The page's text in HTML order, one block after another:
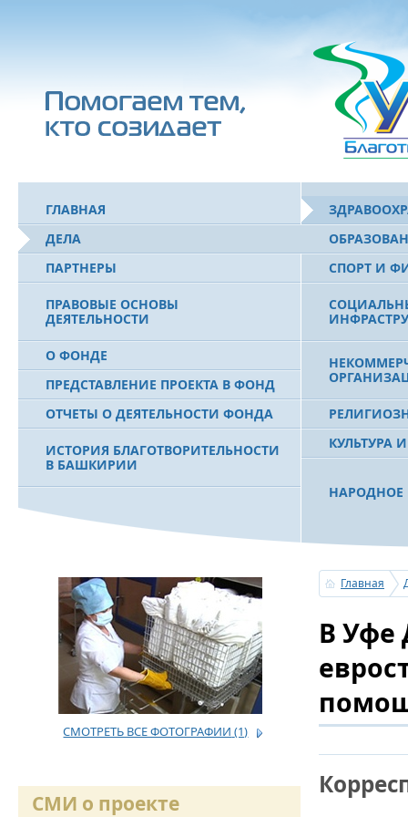
ГЛАВНАЯ
ДЕЛА
ПАРТНЕРЫ
ПРАВОВЫЕ ОСНОВЫ
ДЕЯТЕЛЬНОСТИ
О ФОНДЕ
ПРЕДСТАВЛЕНИЕ ПРОЕКТА В ФОНД
ОТЧЕТЫ О ДЕЯТЕЛЬНОСТИ ФОНДА
ИСТОРИЯ БЛАГОТВОРИТЕЛЬНОСТИ
В БАШКИРИИ
МУРТАЗЕ РАХИМОВЕ
СПОРТ И
КУЛЬТУРА
НАРОДНОЕ
«УРАЛ»
ОГОНЬ -
СМОТРЕТЬ ВСЕ ФОТОГРАФИИ (1)
СМИ о проекте
Главная
В Уфе